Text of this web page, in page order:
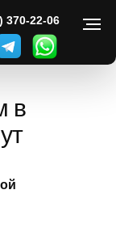
370-22-06
в